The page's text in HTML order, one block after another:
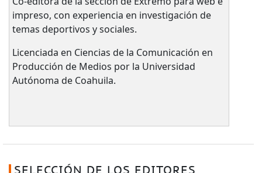
impreso, con experiencia en investigación de
temas deportivos y sociales.
Licenciada en Ciencias de la Comunicación en
Producción de Medios por la Universidad
Autónoma de Coahuila.